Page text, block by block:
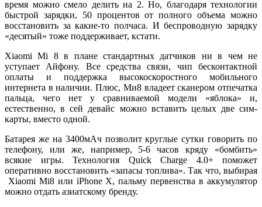
время можно смело делить на 2. Но, благодаря технологии
быстрой зарядки, 50 процентов от полного объема можно
восстановить за какие-то полчаса. И беспроводную зарядку
«десятый» тоже поддерживает, кстати.
Xiaomi Mi 8 в плане стандартных датчиков ни в чем не
уступает Айфону. Все средства связи, чип бесконтактной
оплаты и поддержка высокоскоростного мобильного
интернета в наличии. Плюс, Ми8 владеет сканером отпечатка
пальца, чего нет у сравниваемой модели «яблока» и,
естественно, в сей девайс можно вставить целых две сим-
карты, вместо одной.
Батарея же на 3400мАч позволит круглые сутки говорить по
телефону, или же, например, 5-6 часов кряду «бомбить»
всякие игры. Технология Quick Charge 4.0+ поможет
оперативно восстановить «запасы топлива». Так что, выбирая
Xiaomi Mi8 или iPhone X, пальму первенства в аккумулятор
можно отдать азиатскому бренду.